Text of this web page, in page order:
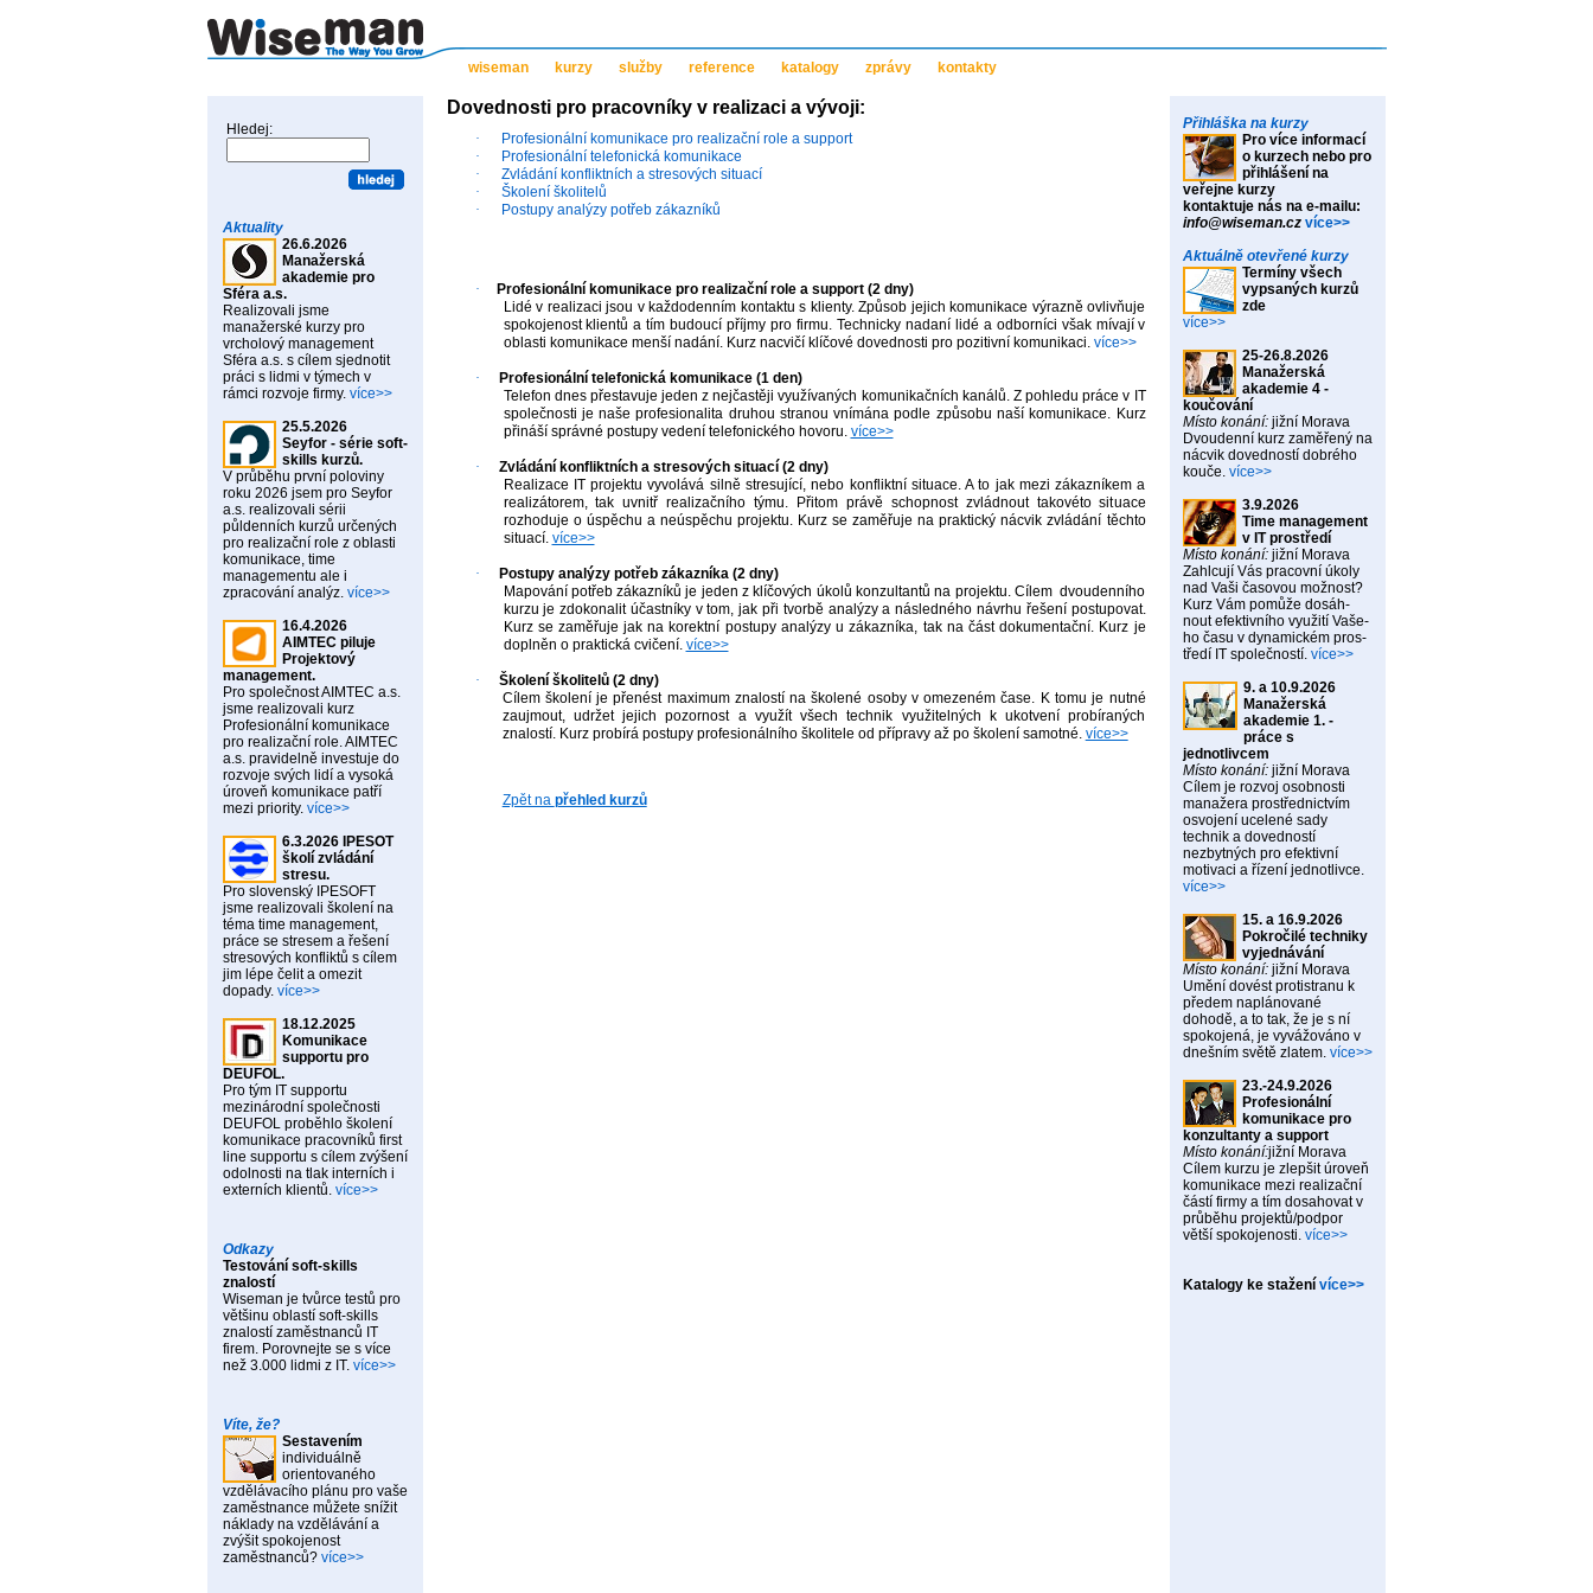
wiseman kurzy služby reference katalogy zprávy kontakty
Hledej:
Aktuality
26.6.2026
Manažerská
akademie pro
Sféra a.s.
Realizovali jsme
manažerské kurzy pro
vrcholový management
Sféra a.s. s cílem sjednotit
práci s lidmi v týmech v
rámci rozvoje firmy. více>>
25.5.2026
Seyfor - série soft-
skills kurzů.
V průběhu první poloviny
roku 2026 jsem pro Seyfor
a.s. realizovali sérii
půldenních kurzů určených
pro realizační role z oblasti
komunikace, time
managementu ale i
zpracování analýz. více>>
16.4.2026
AIMTEC piluje
Projektový
management.
Pro společnost AIMTEC a.s.
jsme realizovali kurz
Profesionální komunikace
pro realizační role. AIMTEC
a.s. pravidelně investuje do
rozvoje svých lidí a vysoká
úroveň komunikace patří
mezi priority. více>>
6.3.2026 IPESOT
školí zvládání
stresu.
Pro slovenský IPESOFT
jsme realizovali školení na
téma time management,
práce se stresem a řešení
stresových konfliktů s cílem
jim lépe čelit a omezit
dopady. více>>
18.12.2025
Komunikace
supportu pro
DEUFOL.
Pro tým IT supportu
mezinárodní společnosti
DEUFOL proběhlo školení
komunikace pracovníků first
line supportu s cílem zvýšení
odolnosti na tlak interních i
externích klientů. více>>
Odkazy
Testování soft-skills
znalostí
Wiseman je tvůrce testů pro
většinu oblastí soft-skills
znalostí zaměstnanců IT
firem. Porovnejte se s více
než 3.000 lidmi z IT. více>>
Víte, že?
Sestavením
individuálně
orientovaného
vzdělávacího plánu pro vaše
zaměstnance můžete snížit
náklady na vzdělávání a
zvýšit spokojenost
zaměstnanců? více>>
Dovednosti pro pracovníky v realizaci a vývoji:
·
Profesionální komunikace pro realizační role a support
·
Profesionální telefonická komunikace
·
Zvládání konfliktních a stresových situací
·
Školení školitelů
·
Postupy analýzy potřeb zákazníků
·
Profesionální komunikace pro realizační role a support (2 dny)
Lidé v realizaci jsou v každodenním kontaktu s klienty. Způsob jejich komunikace výrazně ovlivňuje
spokojenost klientů a tím budoucí příjmy pro firmu. Technicky nadaní lidé a odborníci však mívají v
oblasti komunikace menší nadání. Kurz nacvičí klíčové dovednosti pro pozitivní komunikaci. více>>
·
Profesionální telefonická komunikace (1 den)
Telefon dnes přestavuje jeden z nejčastěji využívaných komunikačních kanálů. Z pohledu práce v IT
společnosti je naše profesionalita druhou stranou vnímána podle způsobu naší komunikace. Kurz
přináší správné postupy vedení telefonického hovoru. více>>
·
Zvládání konfliktních a stresových situací (2 dny)
Realizace IT projektu vyvolává silně stresující, nebo konfliktní situace. A to jak mezi zákazníkem a
realizátorem, tak uvnitř realizačního týmu. Přitom právě schopnost zvládnout takovéto situace
rozhoduje o úspěchu a neúspěchu projektu. Kurz se zaměřuje na praktický nácvik zvládání těchto
situací. více>>
·
Postupy analýzy potřeb zákazníka (2 dny)
Mapování potřeb zákazníků je jeden z klíčových úkolů konzultantů na projektu. Cílem dvoudenního
kurzu je zdokonalit účastníky v tom, jak při tvorbě analýzy a následného návrhu řešení postupovat.
Kurz se zaměřuje jak na korektní postupy analýzy u zákazníka, tak na část dokumentační. Kurz je
doplněn o praktická cvičení. více>>
·
Školení školitelů (2 dny)
Cílem školení je přenést maximum znalostí na školené osoby v omezeném čase. K tomu je nutné
zaujmout, udržet jejich pozornost a využít všech technik využitelných k ukotvení probíraných
znalostí. Kurz probírá postupy profesionálního školitele od přípravy až po školení samotné. více>>
Zpět na přehled kurzů
Přihláška na kurzy
Pro více informací
o kurzech nebo pro
přihlášení na
veřejne kurzy
kontaktuje nás na e-mailu:
info@wiseman.cz více>>
Aktuálně otevřené kurzy
Termíny všech
vypsaných kurzů
zde
více>>
25-26.8.2026
Manažerská
akademie 4 -
koučování
Místo konání:jižní Morava
Dvoudenní kurz zaměřený na
nácvik dovedností dobrého
kouče. více>>
3.9.2026
Time management
v IT prostředí
Místo konání:jižní Morava
Zahlcují Vás pracovní úkoly
nad Vaši časovou možnost?
Kurz Vám pomůže dosáh-
nout efektivního využití Vaše-
ho času v dynamickém pros-
tředí IT společností. více>>
9. a 10.9.2026
Manažerská
akademie 1. -
práce s
jednotlivcem
Místo konání:jižní Morava
Cílem je rozvoj osobnosti
manažera prostřednictvím
osvojení ucelené sady
technik a dovedností
nezbytných pro efektivní
motivaci a řízení jednotlivce.
více>>
15. a 16.9.2026
Pokročilé techniky
vyjednávání
Místo konání:jižní Morava
Umění dovést protistranu k
předem naplánované
dohodě, a to tak, že je s ní
spokojená, je vyvážováno v
dnešním světě zlatem. více>>
23.-24.9.2026
Profesionální
komunikace pro
konzultanty a support
Místo konání:jižní Morava
Cílem kurzu je zlepšit úroveň
komunikace mezi realizační
částí firmy a tím dosahovat v
průběhu projektů/podpor
větší spokojenosti. více>>
Katalogy ke stažení více>>